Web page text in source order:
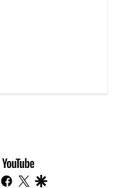
youtube-
footer
instagram
facebook
twitter